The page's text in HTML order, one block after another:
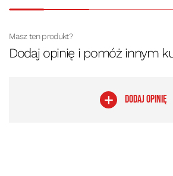
Masz ten produkt?
Dodaj opinię i pomóż innym
DODAJ OPINIĘ